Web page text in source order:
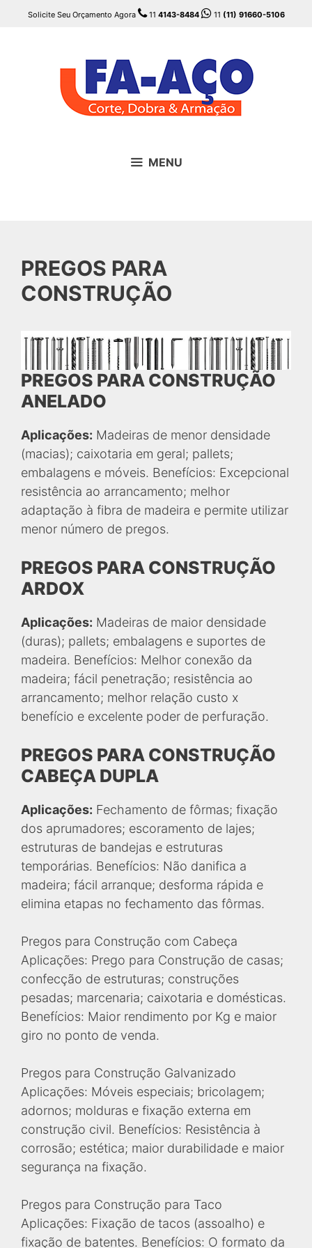
Solicite Seu Orçamento Agora 11 4143-8484 11 (11) 91660-5106
MENU
PREGOS PARA
CONSTRUÇÃO
PREGOS PARA CONSTRUÇÃO
ANELADO
Aplicações: Madeiras de menor densidade
(macias); caixotaria em geral; pallets;
embalagens e móveis. Benefícios: Excepcional
resistência ao arrancamento; melhor
adaptação à fibra de madeira e permite utilizar
menor número de pregos.
PREGOS PARA CONSTRUÇÃO
ARDOX
Aplicações: Madeiras de maior densidade
(duras); pallets; embalagens e suportes de
madeira. Benefícios: Melhor conexão da
madeira; fácil penetração; resistência ao
arrancamento; melhor relação custo x
benefício e excelente poder de perfuração.
PREGOS PARA CONSTRUÇÃO
CABEÇA DUPLA
Aplicações: Fechamento de fôrmas; fixação
dos aprumadores; escoramento de lajes;
estruturas de bandejas e estruturas
temporárias. Benefícios: Não danifica a
madeira; fácil arranque; desforma rápida e
elimina etapas no fechamento das fôrmas.
Pregos para Construção com Cabeça
Aplicações: Prego para Construção de casas;
confecção de estruturas; construções
pesadas; marcenaria; caixotaria e domésticas.
Benefícios: Maior rendimento por Kg e maior
giro no ponto de venda.
Pregos para Construção Galvanizado
Aplicações: Móveis especiais; bricolagem;
adornos; molduras e fixação externa em
construção civil. Benefícios: Resistência à
corrosão; estética; maior durabilidade e maior
segurança na fixação.
Pregos para Construção para Taco
Aplicações: Fixação de tacos (assoalho) e
fixação de batentes. Benefícios: O formato da